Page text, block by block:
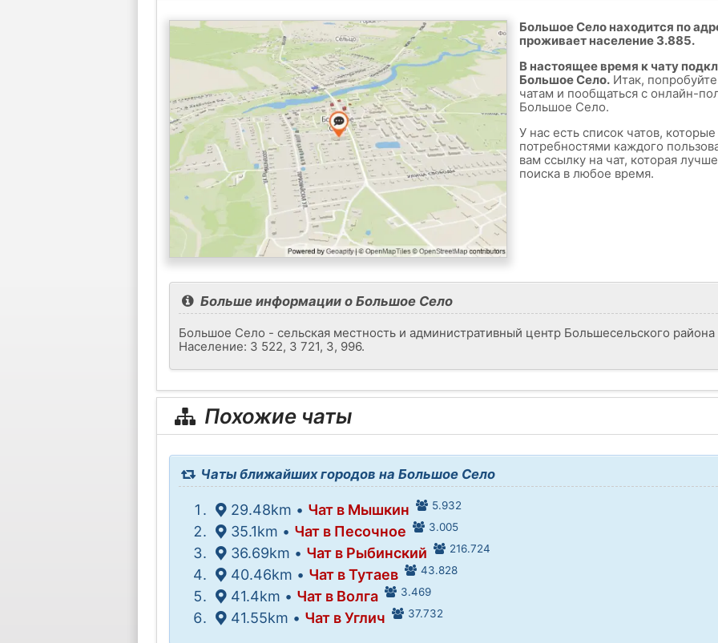
Большое Село находится по
проживает население 3.885.
В настоящее время к чату
Большое Село.Итак,
чатам и пообщаться с онлайн-
Большое Село.
У нас есть список чатов,
потребностями каждого
вам ссылку на чат, которая
поиска в любое время.
Больше информации о Большое Село
Большое Село - сельская местность и административный центр Большесельского
Население: 3 522, 3 721, 3, 996.
Похожие чаты
Чаты ближайших городов на Большое Село
29.48km • Чат в Мышкин 5.932
35.1km • Чат в Песочное 3.005
36.69km • Чат в Рыбинский 216.724
40.46km • Чат в Тутаев 43.828
41.4km • Чат в Волга 3.469
41.55km • Чат в Углич 37.732